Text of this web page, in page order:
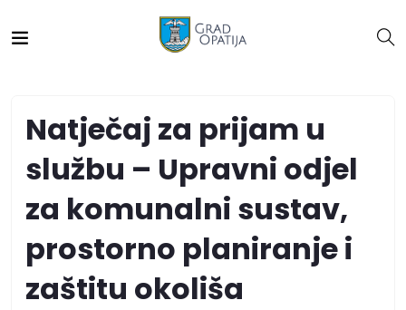
Natječaj za prijam u
službu – Upravni odjel
za komunalni sustav,
prostorno planiranje i
zaštitu okoliša